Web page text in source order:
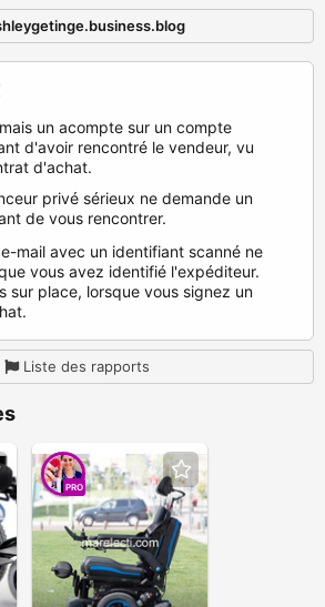
un acompte sur un compte
d'avoir rencontré le vendeur, vu
d'achat.
privé sérieux ne demande un
de vous rencontrer.
mail avec un identifiant scanné ne
vous avez identifié l'expéditeur.
sur place, lorsque vous signez un
Liste des rapports
PRO